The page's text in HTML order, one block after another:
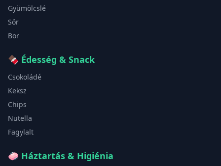
Gyümölcslé
Sör
Bor
🍫 Édesség & Snack
Csokoládé
Keksz
Chips
Nutella
Fagylalt
🧼 Háztartás & Higiénia